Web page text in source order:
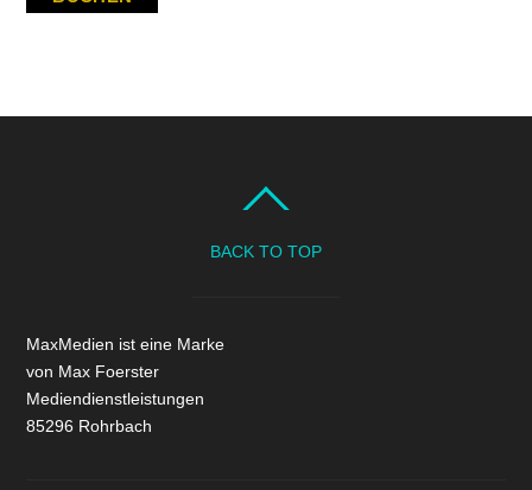
BACK TO TOP
MaxMedien ist eine Marke
von Max Foerster
Mediendienstleistungen
85296 Rohrbach